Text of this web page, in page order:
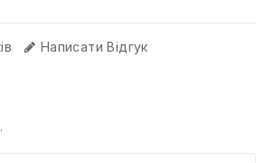
Написати Відгук